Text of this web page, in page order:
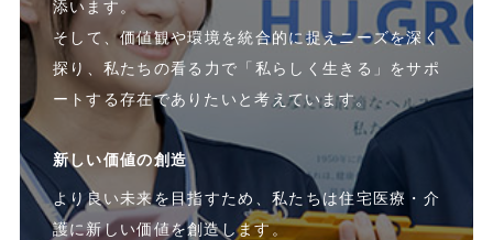
添います。
そして、価値観や環境を統合的に捉えニーズを深く
探り、私たちの看る力で「私らしく生きる」をサポ
ートする存在でありたいと考えています。
新しい価値の創造
より良い未来を目指すため、私たちは住宅医療・介
護に新しい価値を創造します。